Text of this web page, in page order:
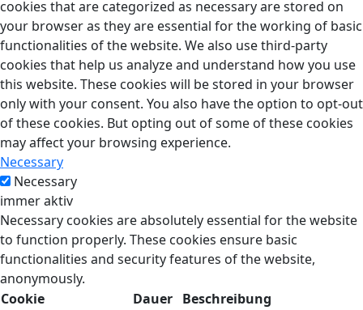
cookies that are categorized as necessary are stored on
your browser as they are essential for the working of basic
functionalities of the website. We also use third-party
cookies that help us analyze and understand how you use
this website. These cookies will be stored in your browser
only with your consent. You also have the option to opt-out
of these cookies. But opting out of some of these cookies
may affect your browsing experience.
Necessary
Necessary
immer aktiv
Necessary cookies are absolutely essential for the website
to function properly. These cookies ensure basic
functionalities and security features of the website,
anonymously.
Cookie
Dauer Beschreibung